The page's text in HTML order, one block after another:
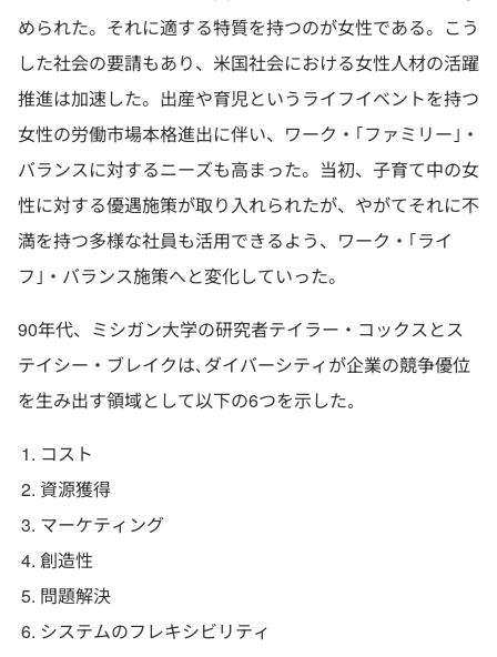
められた。それに適する特質を持つのが女性である。こう
した社会の要請もあり、米国社会における女性人材の活躍
推進は加速した。出産や育児というライフイベントを持つ
女性の労働市場本格進出に伴い、ワーク・｢ファミリー｣・
バランスに対するニーズも高まった。当初、子育て中の女
性に対する優遇施策が取り入れられたが、やがてそれに不
満を持つ多様な社員も活用できるよう、ワーク・｢ライ
フ｣・バランス施策へと変化していった。
90年代、ミシガン大学の研究者テイラー・コックスとス
テイシー・ブレイクは､ダイバーシティが企業の競争優位
を生み出す領域として以下の6つを示した｡
コスト
資源獲得
マーケティング
創造性
問題解決
システムのフレキシビリティ